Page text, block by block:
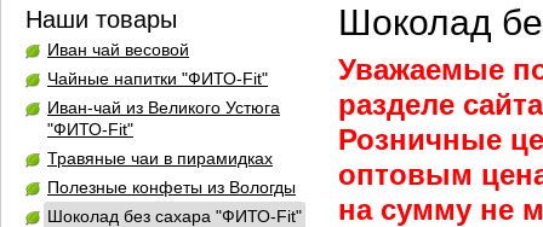
Наши товары
Иван чай весовой
Чайные напитки "ФИТО-Fit"
Иван-чай из Великого Устюга
"ФИТО-Fit"
Травяные чаи в пирамидках
Полезные конфеты из Вологды
Шоколад без сахара "ФИТО-Fit"
Шоколад
Уважаемые
разделе
Розничные
оптовым
на сумму не